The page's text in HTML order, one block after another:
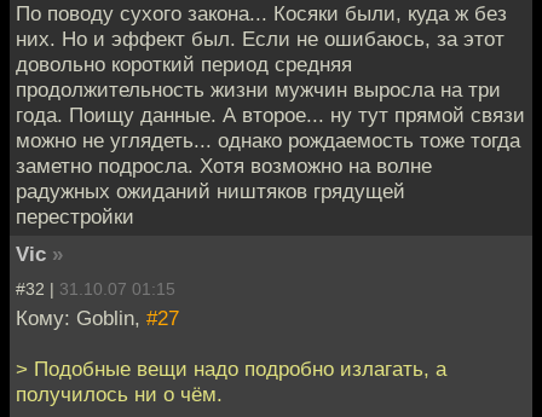
По поводу сухого закона... Косяки были, куда ж без
них. Но и эффект был. Если не ошибаюсь, за этот
довольно короткий период средняя
продолжительность жизни мужчин выросла на три
года. Поищу данные. А второе... ну тут прямой связи
можно не углядеть... однако рождаемость тоже тогда
заметно подросла. Хотя возможно на волне
радужных ожиданий ништяков грядущей
перестройки
Vic »
#32 | 31.10.07 01:15
Кому: Goblin, #27
> Подобные вещи надо подробно излагать, а
получилось ни о чём.